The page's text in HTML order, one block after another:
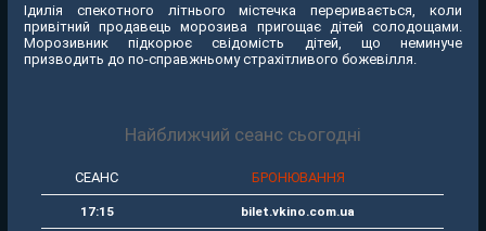
Ідилія спекотного літнього містечка переривається, коли
привітний продавець морозива пригощає дітей солодощами.
Морозивник підкорює свідомість дітей, що неминуче
призводить до по-справжньому страхітливого божевілля.
Найближчий сеанс сьогодні
СЕАНС БРОНЮВАННЯ
17:15 bilet.vkino.com.ua